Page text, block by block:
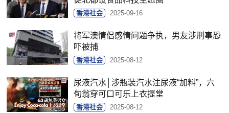
香港社会 2025-09-16
将军澳情侣感情问题争执，男友涉刑事恐
吓被捕
香港社会 2025-08-12
尿液汽水│涉瓶装汽水注尿液“加料”，六
旬翁穿可口可乐上衣提堂
香港社会 2025-08-12